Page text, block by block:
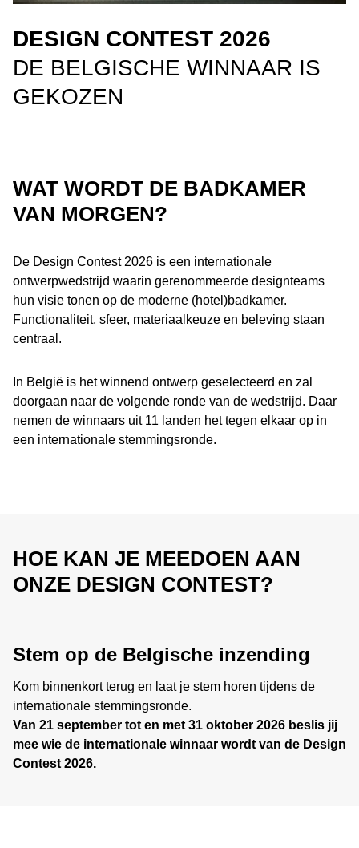
DESIGN CONTEST 2026
DE BELGISCHE WINNAAR IS
GEKOZEN
WAT WORDT DE BADKAMER
VAN MORGEN?
De Design Contest 2026 is een internationale
ontwerpwedstrijd waarin gerenommeerde designteams
hun visie tonen op de moderne (hotel)badkamer.
Functionaliteit, sfeer, materiaalkeuze en beleving staan
centraal.
In België is het winnend ontwerp geselecteerd en zal
doorgaan naar de volgende ronde van de wedstrijd. Daar
nemen de winnaars uit 11 landen het tegen elkaar op in
een internationale stemmingsronde.
HOE KAN JE MEEDOEN AAN
ONZE DESIGN CONTEST?
Stem op de Belgische inzending
Kom binnenkort terug en laat je stem horen tijdens de
internationale stemmingsronde.
Van 21 september tot en met 31 oktober 2026 beslis jij
mee wie de internationale winnaar wordt van de Design
Contest 2026.